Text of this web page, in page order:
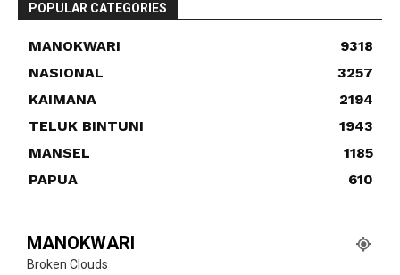
POPULAR CATEGORIES
MANOKWARI
9318
NASIONAL
3257
KAIMANA
2194
TELUK BINTUNI
1943
MANSEL
1185
PAPUA
610
MANOKWARI
Broken Clouds